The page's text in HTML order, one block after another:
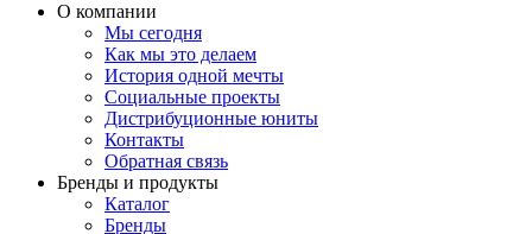
О компании
Мы сегодня
Как мы это делаем
История одной мечты
Социальные проекты
Дистрибуционные юниты
Контакты
Обратная связь
Бренды и продукты
Каталог
Бренды